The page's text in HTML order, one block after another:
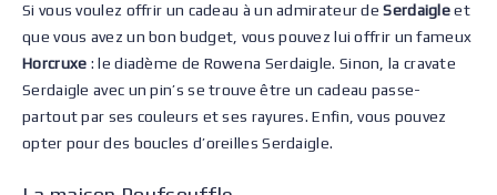
Si vous voulez offrir un cadeau à un admirateur deSerdaigleet
que vous avez un bon budget, vous pouvez lui offrir un fameux
Horcruxe : le diadème de Rowena Serdaigle. Sinon, la cravate
Serdaigle avec un pin’s se trouve être un cadeau passe-
partout par ses couleurs et ses rayures. Enfin, vous pouvez
opter pour des boucles d’oreilles Serdaigle.